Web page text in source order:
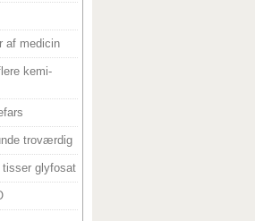
af medicin
kemi-
troværdig
tisser glyfosat